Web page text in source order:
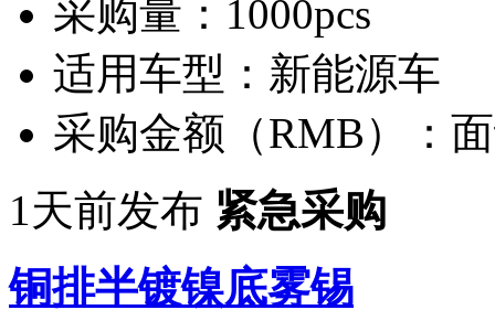
采购量： 1000pcs
适用车型： 新能源车
采购金额（RMB）：
1天前发布 紧急采购
铜排半镀镍底雾锡